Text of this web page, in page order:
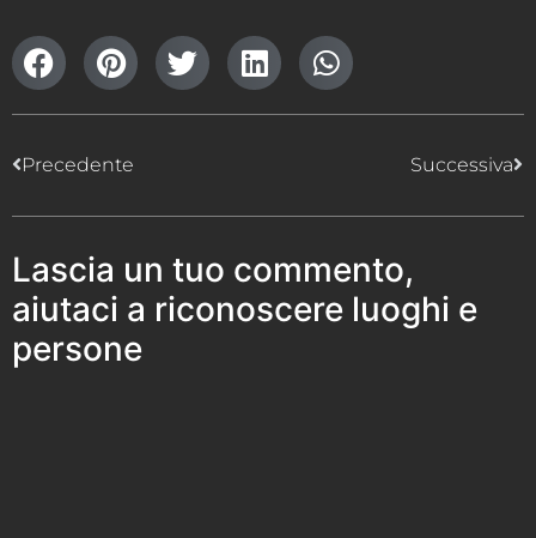
Precedente Successiva
Lascia un tuo commento,
aiutaci a riconoscere luoghi e
persone